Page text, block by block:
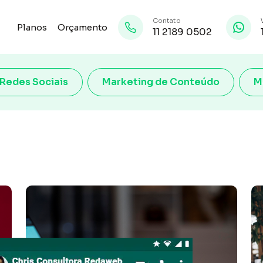
Planos Orçamento
Contato
11 2189 0502
Redes Sociais Marketing de Conteúdo